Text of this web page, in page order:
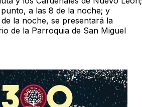
a las 8 de la noche; y
la noche, se presentará la
de la Parroquia de San Miguel